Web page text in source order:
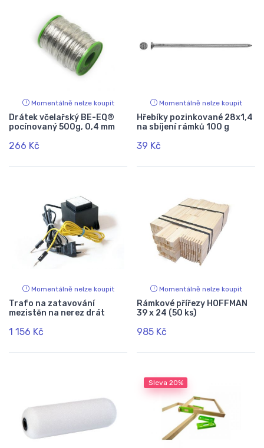
Momentálně nelze koupit
Drátek včelařský BE-EQ®
pocínovaný 500g, 0,4 mm
266 Kč
Momentálně nelze koupit
Hřebíky pozinkované 28x1,4
na sbíjení rámků 100 g
39 Kč
Momentálně nelze koupit
Trafo na zatavování
mezistěn na nerez drát
1 156 Kč
Momentálně nelze koupit
Rámkové přířezy HOFFMAN
39 x 24 (50 ks)
985 Kč
Sleva 20%